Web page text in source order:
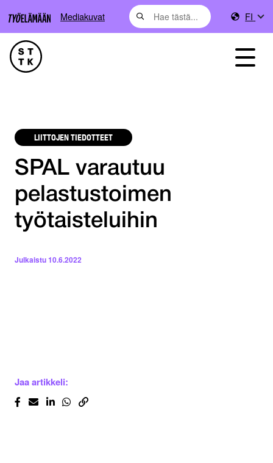
Mediakuvat FI
LIITTOJEN TIEDOTTEET
SPAL varautuu
pelastustoimen
työtaisteluihin
Julkaistu10.6.2022
Jaa artikkeli: